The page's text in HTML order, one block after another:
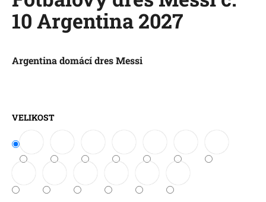
0,0
z
10 Argentina 2027
Argentina domácí dres Messi
VELIKOST
a
j
t
HLEDAT
D